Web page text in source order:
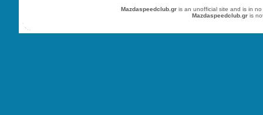
Mazdaspeedclub.gr is an unofficial site and is in
Mazdaspeedclub.gr is